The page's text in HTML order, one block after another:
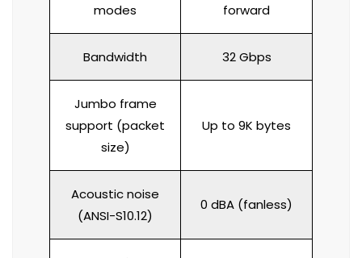
modes
forward
Bandwidth 32 Gbps
Jumbo frame
support (packet
size)
Up to 9K bytes
Acoustic noise
(ANSI-S10.12)
0 dBA (fanless)